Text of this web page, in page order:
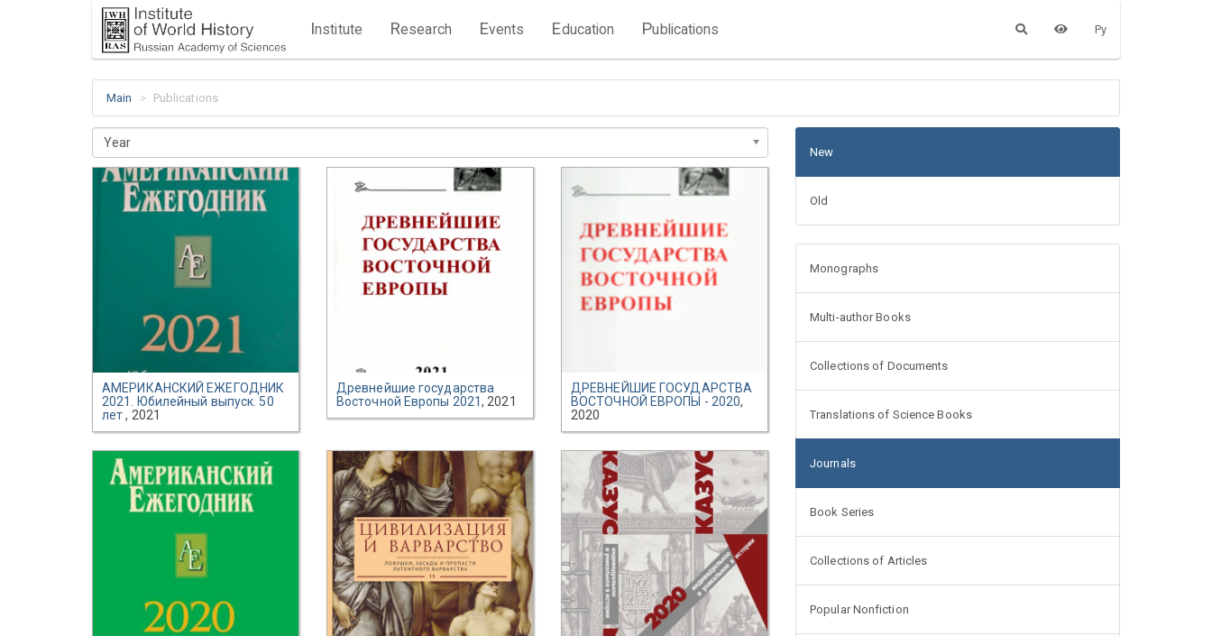
Institute Research Events Education Publications Ру
Main Publications
Year
АМЕРИКАНСКИЙ ЕЖЕГОДНИК
2021. Юбилейный выпуск. 50
лет, 2021
Древнейшие государства
Восточной Европы 2021, 2021
ДРЕВНЕЙШИЕ ГОСУДАРСТВА
ВОСТОЧНОЙ ЕВРОПЫ - 2020,
2020
New
Old
Monographs
Multi-author Books
Collections of Documents
Translations of Science Books
Journals
Book Series
Collections of Articles
Popular Nonfiction